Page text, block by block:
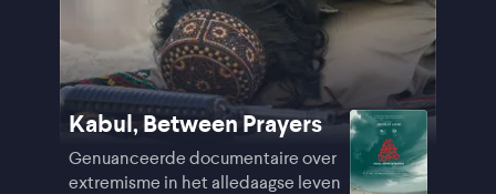
Kabul, Between Prayers
Genuanceerde documentaire over
extremisme in het alledaagse leven